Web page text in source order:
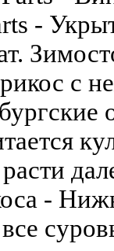
-
с
-